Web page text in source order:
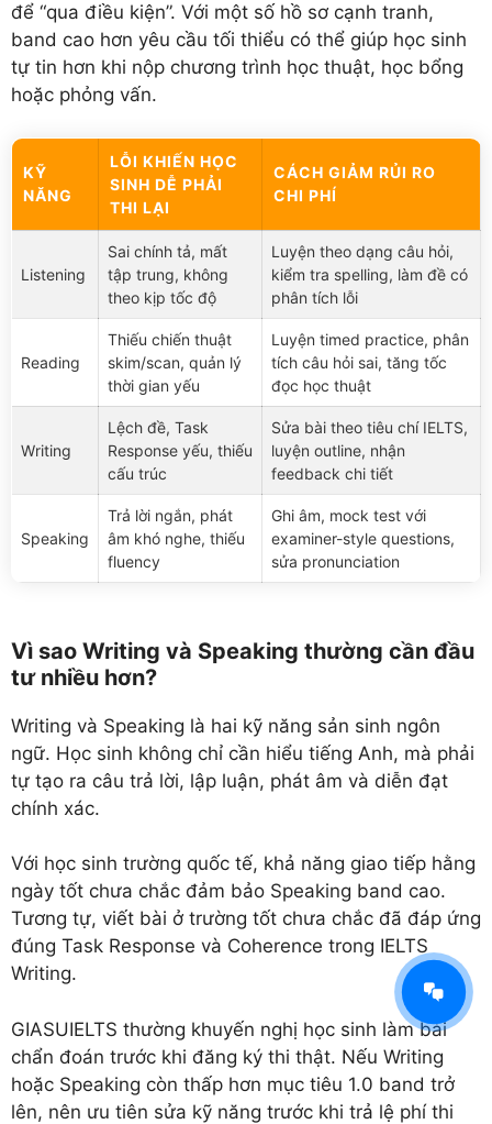
để “qua điều kiện”. Với một số hồ sơ cạnh tranh,
band cao hơn yêu cầu tối thiểu có thể giúp học sinh
tự tin hơn khi nộp chương trình học thuật, học bổng
hoặc phỏng vấn.
KỸ
NĂNG
LỖI KHIẾN HỌC
SINH DỄ PHẢI
THI LẠI
CÁCH GIẢM RỦI RO
CHI PHÍ
Listening
Sai chính tả, mất
tập trung, không
theo kịp tốc độ
Luyện theo dạng câu hỏi,
kiểm tra spelling, làm đề có
phân tích lỗi
Reading
Thiếu chiến thuật
skim/scan, quản lý
thời gian yếu
Luyện timed practice, phân
tích câu hỏi sai, tăng tốc
đọc học thuật
Writing
Lệch đề, Task
Response yếu, thiếu
cấu trúc
Sửa bài theo tiêu chí IELTS,
luyện outline, nhận
feedback chi tiết
Speaking
Trả lời ngắn, phát
âm khó nghe, thiếu
fluency
Ghi âm, mock test với
examiner-style questions,
sửa pronunciation
Vì sao Writing và Speaking thường cần đầu
tư nhiều hơn?
Writing và Speaking là hai kỹ năng sản sinh ngôn
ngữ. Học sinh không chỉ cần hiểu tiếng Anh, mà phải
tự tạo ra câu trả lời, lập luận, phát âm và diễn đạt
chính xác.
Với học sinh trường quốc tế, khả năng giao tiếp hằng
ngày tốt chưa chắc đảm bảo Speaking band cao.
Tương tự, viết bài ở trường tốt chưa chắc đã đáp ứng
đúng Task Response và Coherence trong IELTS
Writing.
GIASUIELTS thường khuyến nghị học sinh làm bài
chẩn đoán trước khi đăng ký thi thật. Nếu Writing
hoặc Speaking còn thấp hơn mục tiêu 1.0 band trở
lên, nên ưu tiên sửa kỹ năng trước khi trả lệ phí thi